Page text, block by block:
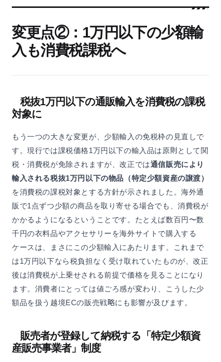
変更点②：1万円以下の少額輸
入も消費税課税へ
税抜1万円以下の通販輸入を消費税の課税
対象に
もう一つの大きな変更が、少額輸入の免税枠の見直しで
す。現行では課税価格1万円以下の輸入品は原則として関
税・消費税が免除されますが、改正では通信販売により
輸入される税抜1万円以下の物品（特定少額資産の譲渡）
を消費税の課税対象とする方針が示されました。海外通
販で1点ずつ少額の商品を取り寄せる場合でも、消費税が
かかるようになるということです。たとえば数百円〜数
千円の衣料品やアクセサリーを海外サイトで購入する
ケースは、まさにこの少額輸入にあたります。これまで
は1万円以下なら税負担なく受け取れていたものが、改正
後は消費税が上乗せされる前提で価格を見ることになり
ます。消費者にとっては値ごろ感が変わり、こうした少
額品を扱う越境ECの販売戦略にも影響が及びます。
販売者が登録して納税する「特定少額資
産販売事業者」制度